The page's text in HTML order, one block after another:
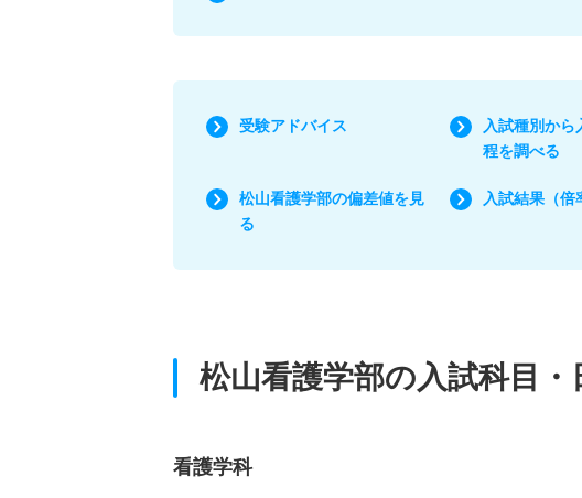
受験アドバイス
入試種別から
程を調べる
​松山看護学部​の偏差値を見
る
入試結果（倍
松山看護学部​の入試科目・
看護学科